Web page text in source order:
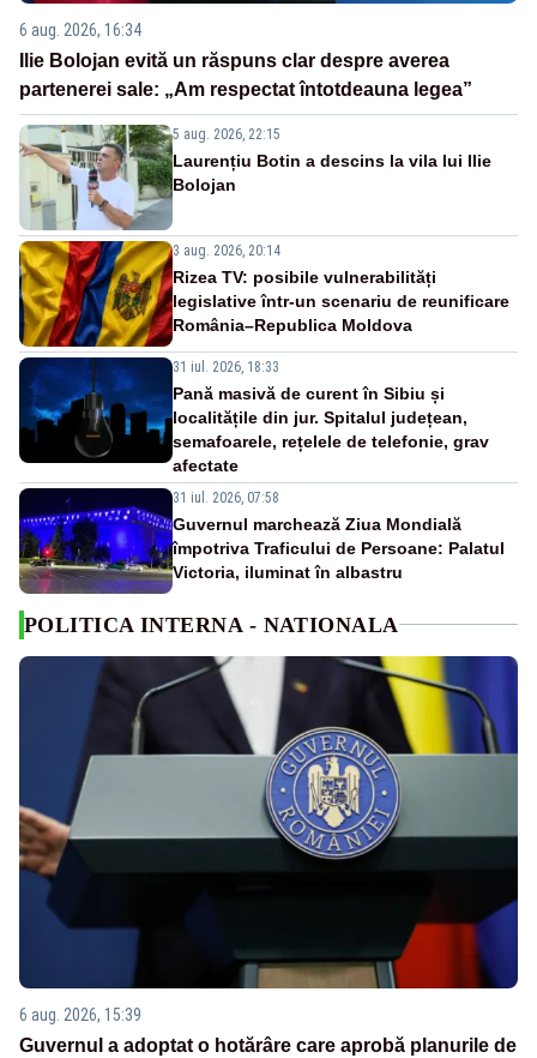
6 aug. 2026, 16:34
Ilie Bolojan evită un răspuns clar despre averea
partenerei sale: „Am respectat întotdeauna legea”
5 aug. 2026, 22:15
Laurențiu Botin a descins la vila lui Ilie
Bolojan
3 aug. 2026, 20:14
Rizea TV: posibile vulnerabilități
legislative într-un scenariu de reunificare
România–Republica Moldova
31 iul. 2026, 18:33
Pană masivă de curent în Sibiu și
localitățile din jur. Spitalul județean,
semafoarele, rețelele de telefonie, grav
afectate
31 iul. 2026, 07:58
Guvernul marchează Ziua Mondială
împotriva Traficului de Persoane: Palatul
Victoria, iluminat în albastru
POLITICA INTERNA - NATIONALA
6 aug. 2026, 15:39
Guvernul a adoptat o hotărâre care aprobă planurile de